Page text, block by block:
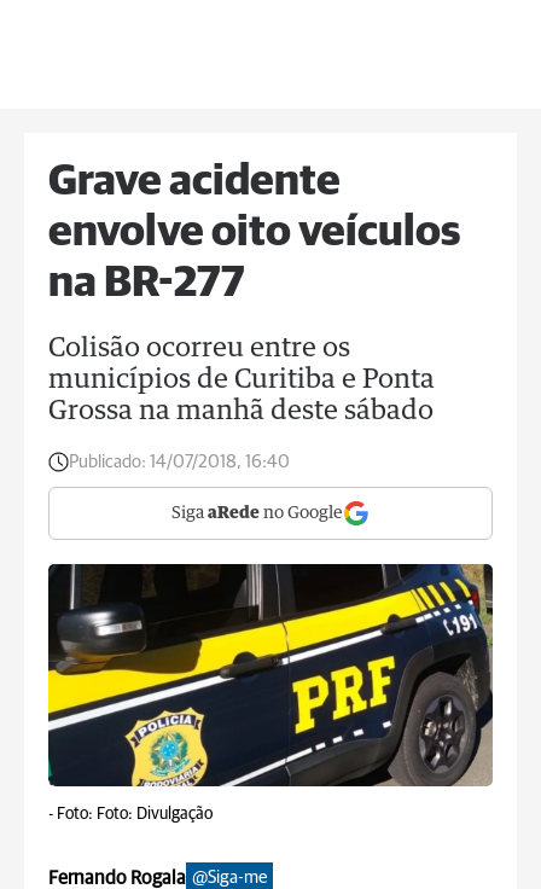
Grave acidente
envolve oito veículos
na BR-277
Colisão ocorreu entre os
municípios de Curitiba e Ponta
Grossa na manhã deste sábado
Publicado: 14/07/2018, 16:40
Siga aRede no Google
- Foto: Foto: Divulgação
Fernando Rogala @Siga-me